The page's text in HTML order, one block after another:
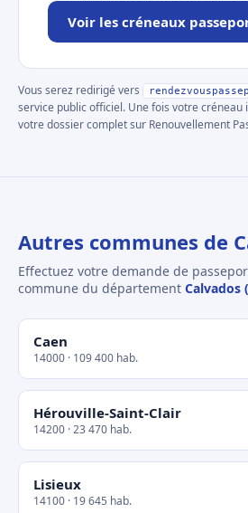
Voir les créneaux
Vous serez redirigé vers
service public officiel. Une fois votre
votre dossier complet sur Renouvellement
Autres communes de
Effectuez votre demande de
commune du département Calvados
Caen
14000 · 109 400 hab.
Hérouville-Saint-Clair
14200 · 23 470 hab.
Lisieux
14100 · 19 645 hab.